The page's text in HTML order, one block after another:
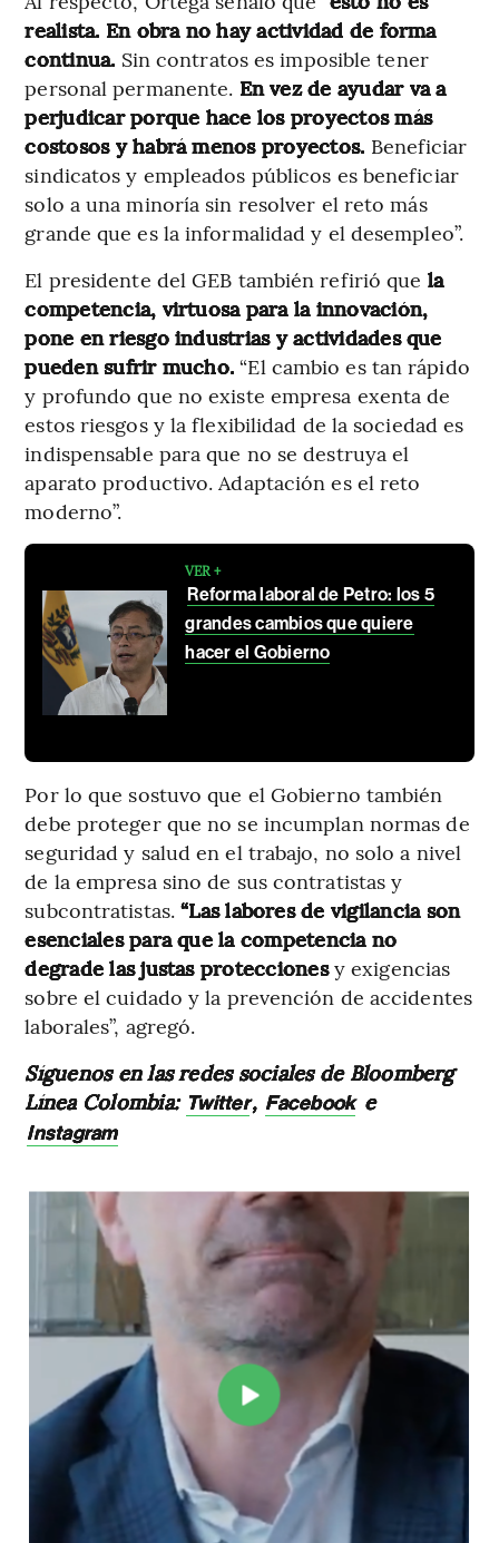
realista. En obra no hay actividad de forma
continua. Sin contratos es imposible tener
personal permanente. En vez de ayudar va a
perjudicar porque hace los proyectos más
costosos y habrá menos proyectos. Beneficiar
sindicatos y empleados públicos es beneficiar
solo a una minoría sin resolver el reto más
grande que es la informalidad y el desempleo”.
El presidente del GEB también refirió que la
competencia, virtuosa para la innovación,
pone en riesgo industrias y actividades que
pueden sufrir mucho. “El cambio es tan rápido
y profundo que no existe empresa exenta de
estos riesgos y la flexibilidad de la sociedad es
indispensable para que no se destruya el
aparato productivo. Adaptación es el reto
moderno”.
VER +
Reforma laboral de Petro: los 5
grandes cambios que quiere
hacer el Gobierno
Por lo que sostuvo que el Gobierno también
debe proteger que no se incumplan normas de
seguridad y salud en el trabajo, no solo a nivel
de la empresa sino de sus contratistas y
subcontratistas.“Las labores de vigilancia son
esenciales para que la competencia no
degrade las justas proteccionesy exigencias
sobre el cuidado y la prevención de accidentes
laborales”, agregó.
Síguenos en las redes sociales de Bloomberg
Línea Colombia: Twitter, Facebook e
Instagram